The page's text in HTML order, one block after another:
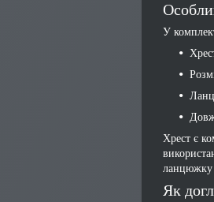
У
Хрест є
ланцюжку
Як